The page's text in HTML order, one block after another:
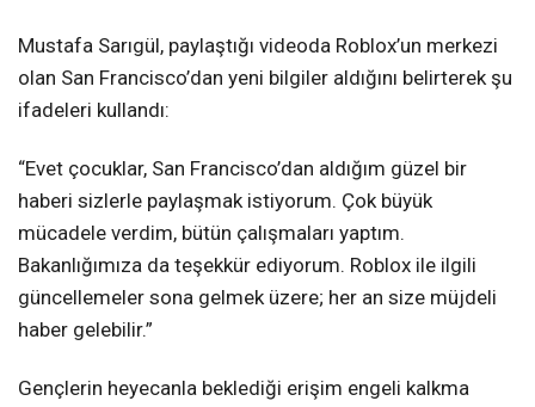
Mustafa Sarıgül, paylaştığı videoda Roblox’un merkezi
olan San Francisco’dan yeni bilgiler aldığını belirterek şu
ifadeleri kullandı:
“Evet çocuklar, San Francisco’dan aldığım güzel bir
haberi sizlerle paylaşmak istiyorum. Çok büyük
mücadele verdim, bütün çalışmaları yaptım.
Bakanlığımıza da teşekkür ediyorum. Roblox ile ilgili
güncellemeler sona gelmek üzere; her an size müjdeli
haber gelebilir.”
Gençlerin heyecanla beklediği erişim engeli kalkma